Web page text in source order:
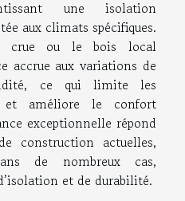
une isolation
aux climats spécifiques.
crue ou le bois local
accrue aux variations de
ce qui limite les
et améliore le confort
exceptionnelle répond
construction actuelles,
de nombreux cas,
et de durabilité.